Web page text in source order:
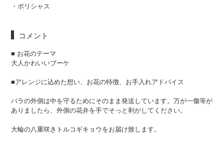
・ポリシャス
コメント
■ お花のテーマ
大人かわいいブーケ
■アレンジに込めた想い、お花の特徴、お手入れアドバイス
バラの外側は中を守るためにそのまま発送しています。万が一傷等が
ありましたら、外側の花弁を手でそっと剥がしてください。
大輪の八重咲きトルコギキョウをお届け致します。